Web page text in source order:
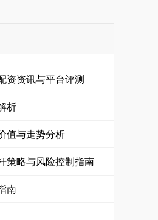
资资讯与平台评测
析
值与走势分析
策略与风险控制指南
南